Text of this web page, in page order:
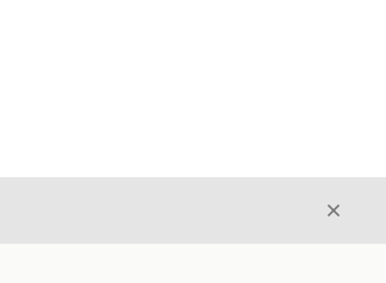
关闭